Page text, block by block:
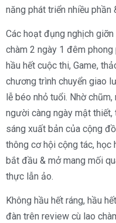
năng phát triển nhiều phần
Các hoạt đụng nghịch
chàm 2 ngày 1 đêm
hầu hết cuộc thi, Game,
chương trình chuyển giao
lễ béo nhỏ tuổi. Nhờ
người càng ngày mật
sáng xuất bản của cộng
thông cơ hội cộng tác, học
bắt đầu & mở mang mối
thực lẫn ảo.
Không hầu hết ráng, hầu
đàn trên review cù lao